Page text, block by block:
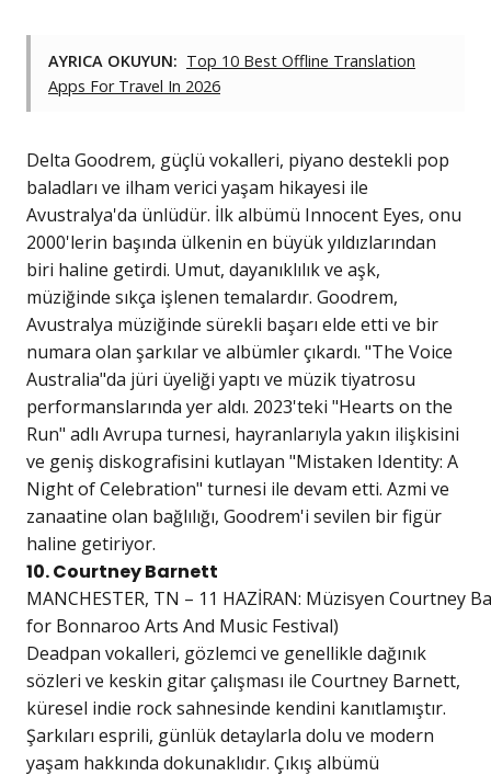
AYRICA OKUYUN: Top 10 Best Offline Translation
Apps For Travel In 2026
Delta Goodrem, güçlü vokalleri, piyano destekli pop
baladları ve ilham verici yaşam hikayesi ile
Avustralya'da ünlüdür. İlk albümü Innocent Eyes, onu
2000'lerin başında ülkenin en büyük yıldızlarından
biri haline getirdi. Umut, dayanıklılık ve aşk,
müziğinde sıkça işlenen temalardır. Goodrem,
Avustralya müziğinde sürekli başarı elde etti ve bir
numara olan şarkılar ve albümler çıkardı. "The Voice
Australia"da jüri üyeliği yaptı ve müzik tiyatrosu
performanslarında yer aldı. 2023'teki "Hearts on the
Run" adlı Avrupa turnesi, hayranlarıyla yakın ilişkisini
ve geniş diskografisini kutlayan "Mistaken Identity: A
Night of Celebration" turnesi ile devam etti. Azmi ve
zanaatine olan bağlılığı, Goodrem'i sevilen bir figür
haline getiriyor.
10. Courtney Barnett
MANCHESTER, TN – 11 HAZİRAN: Müzisyen
for Bonnaroo Arts And Music Festival)
Deadpan vokalleri, gözlemci ve genellikle dağınık
sözleri ve keskin gitar çalışması ile Courtney Barnett,
küresel indie rock sahnesinde kendini kanıtlamıştır.
Şarkıları esprili, günlük detaylarla dolu ve modern
yaşam hakkında dokunaklıdır. Çıkış albümü